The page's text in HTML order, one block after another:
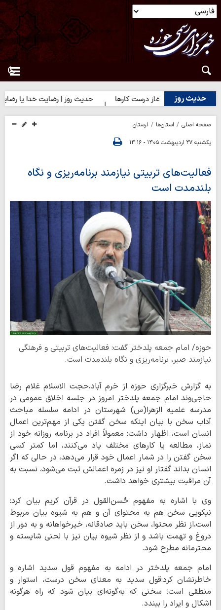
حدیث روز
حدیث روز | آغاز درست کارها حدیث روز | رضایت خدا یا رضایت
صفحه اصلی استان‌ها
لرستان
یکشنبه ۲۷ اردیبهشت ۱۴۰۵ - ۱۴:۱۶
فعالیت‌های تربیتی نیازمند برنامه‌ریزی و نگاه
بلندمدت است
حوزه/ امام جمعه پلدختر گفت: فعالیت‌های تربیتی و فرهنگی
نیازمند صبر، برنامه‌ریزی و نگاه بلندمدت است.
به گزارش خبرگزاری حوزه از خرم آباد،حجت الاسلام غلام رضا
حاجی‌وند امام جمعه پلدختر امروز در جلسه اخلاق عمومی در
مدرسه علمیه الزهرا(س) شهرستان در ادامه سلسله مباحث
آداب سخن با بیان اینکه سخن گفتن یکی از مهم‌ترین اعمال
انسان است، اظهار داشت: معمولاً افراد در برنامه روزانه خود از
نماز، مطالعه یا کارهای مختلف یاد می‌کنند، اما کمتر کسی
سخن گفتن را در شمار اعمال خود قرار می‌دهد، در حالی که اگر
انسان بداند گفتار او نیز در زمره اعمالش ثبت می‌شود، نسبت به
آن مراقبت بیشتری خواهد داشت.
وی با اشاره به مفهوم حُسن‌القول در قرآن کریم بیان کرد:
نیکویی سخن هم به محتوای آن و هم به شیوه بیان مربوط
است،از نظر محتوا، سخن باید صادقانه، خیرخواهانه و به دور از
دروغ و تهمت باشد و از نظر شیوه بیان نیز با لحنی شایسته و
محترمانه مطرح شود.
امام جمعه پلدختر در ادامه به مفهوم قول سدید اشاره و
خاطرنشان کرد:قول سدید به معنای سخن درست، استوار و
منطقی است؛ سخنی که به‌گونه‌ای بیان شود که راه هرگونه
اشکال و ایراد را ببندد.